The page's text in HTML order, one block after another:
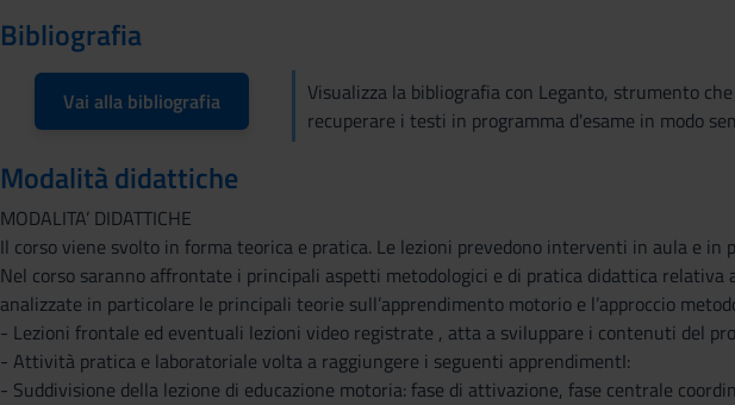
Bibliografia
Vai alla bibliografia
Visualizza la bibliografia con Leganto, strumento
recuperare i testi in programma d'esame in modo
Modalità didattiche
MODALITA’ DIDATTICHE
Il corso viene svolto in forma teorica e pratica. Le lezioni prevedono interventi in aula e
Nel corso saranno affrontate i principali aspetti metodologici e di pratica didattica
analizzate in particolare le principali teorie sull’apprendimento motorio e l’approccio
- Lezioni frontale ed eventuali lezioni video registrate , atta a sviluppare i contenuti del
- Attività pratica e laboratoriale volta a raggiungere i seguenti apprendimentI:
- Suddivisione della lezione di educazione motoria: fase di attivazione, fase centrale